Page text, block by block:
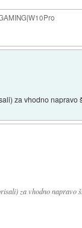
za vhodno napravo
za vhodno napravo